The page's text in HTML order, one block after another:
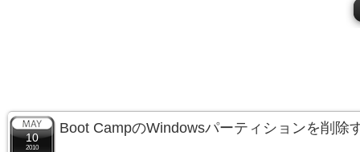
10
2010
Boot CampのWindowsパーティションを削除